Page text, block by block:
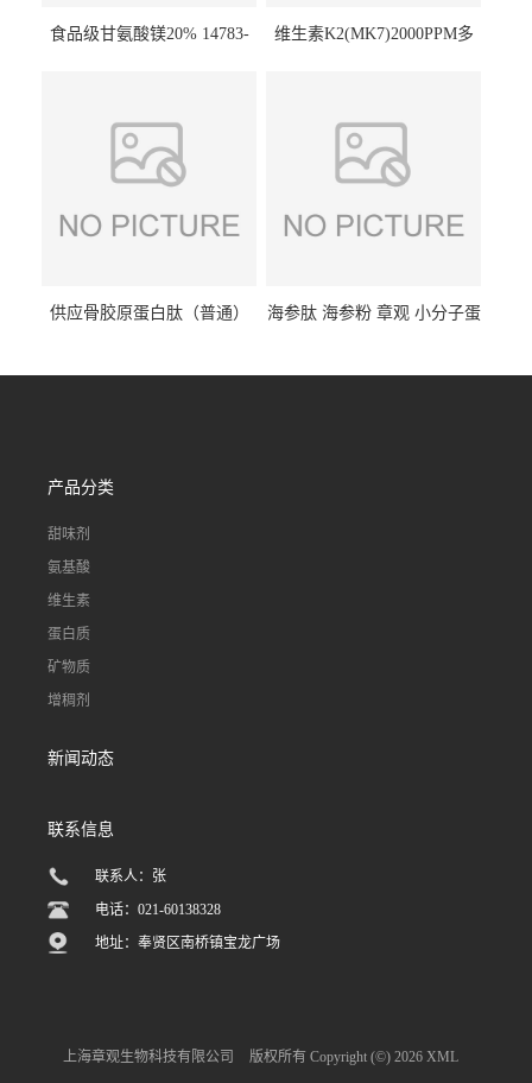
食品级甘氨酸镁20% 14783-
维生素K2(MK7)2000PPM多
供应骨胶原蛋白肽（普通）
海参肽 海参粉 章观 小分子蛋
产品分类
甜味剂
氨基酸
维生素
蛋白质
矿物质
增稠剂
新闻动态
联系信息
联系人：张
电话：021-60138328
地址：奉贤区南桥镇宝龙广场
上海章观生物科技有限公司 版权所有 Copyright (©) 2026 XML